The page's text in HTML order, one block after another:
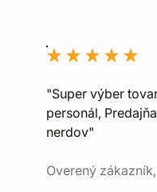
"Super výber
personál,
nerdov"
Overený